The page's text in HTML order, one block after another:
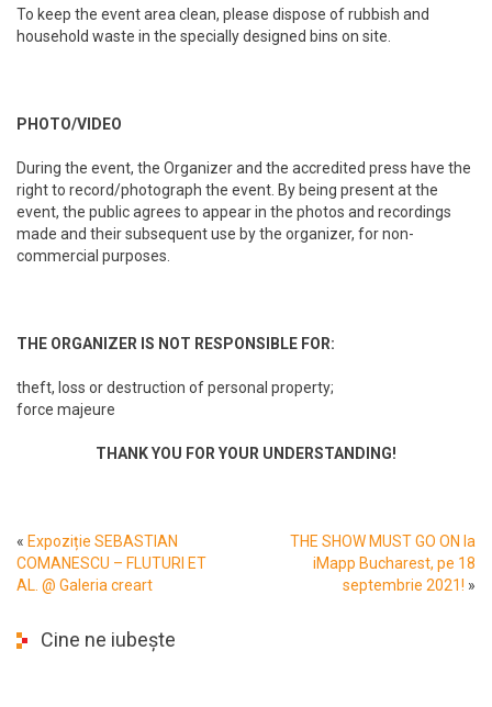
To keep the event area clean, please dispose of rubbish and
household waste in the specially designed bins on site.
PHOTO/VIDEO
During the event, the Organizer and the accredited press have the
right to record/photograph the event. By being present at the
event, the public agrees to appear in the photos and recordings
made and their subsequent use by the organizer, for non-
commercial purposes.
THE ORGANIZER IS NOT RESPONSIBLE FOR:
theft, loss or destruction of personal property;
force majeure
THANK YOU FOR YOUR UNDERSTANDING!
« Expoziție SEBASTIAN
COMANESCU – FLUTURI ET
AL. @ Galeria creart
THE SHOW MUST GO ON la
iMapp Bucharest, pe 18
septembrie 2021! »
Cine ne iubește